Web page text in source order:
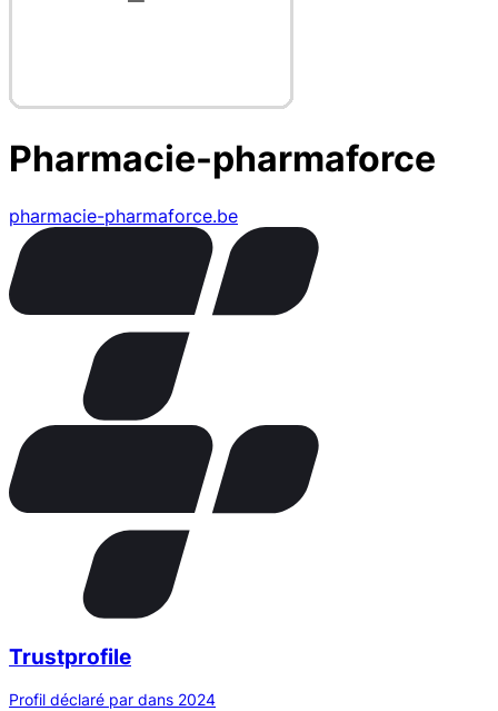
Pharmacie-pharmaforce
pharmacie-pharmaforce.be
Trustprofile
Profil déclaré par dans 2024